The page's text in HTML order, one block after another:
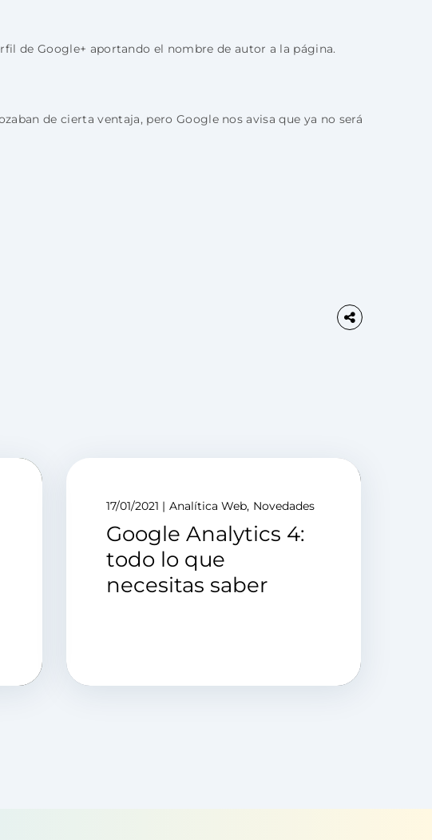
de Google+ aportando el nombre de autor a la página.
de cierta ventaja, pero Google nos avisa que ya no será
17/01/2021 Analítica Web Novedades
Google Analytics 4:
todo lo que
necesitas saber